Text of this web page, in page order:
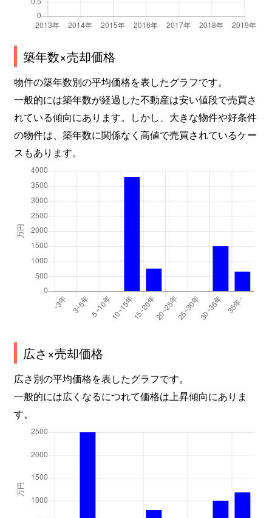
築年数×売却価格
物件の築年数別の平均価格を表したグラフです。
一般的には築年数が経過した不動産は安い値段で売買さ
れている傾向にあります。しかし、大きな物件や好条件
の物件は、築年数に関係なく高値で売買されているケー
スもあります。
広さ×売却価格
広さ別の平均価格を表したグラフです。
一般的には広くなるにつれて価格は上昇傾向にありま
す。